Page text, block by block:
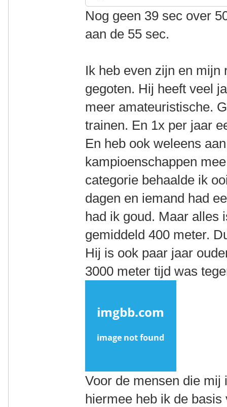
Nog geen 39 sec over
aan de 55 sec.
Ik heb even zijn en
gegoten. Hij heeft veel
meer amateuristische.
trainen. En 1x per jaar
En heb ook weleens
kampioenschappen
categorie behaalde ik
dagen en iemand had
had ik goud. Maar alles
gemiddeld 400 meter.
Hij is ook paar jaar
3000 meter tijd was
Voor de mensen die mij
hiermee heb ik de